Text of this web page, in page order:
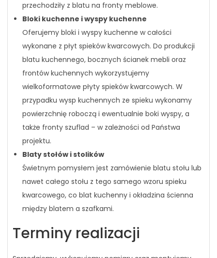
przechodziły z blatu na fronty meblowe.
Bloki kuchenne i wyspy kuchenne
Oferujemy bloki i wyspy kuchenne w całości
wykonane z płyt spieków kwarcowych. Do produkcji
blatu kuchennego, bocznych ścianek mebli oraz
frontów kuchennych wykorzystujemy
wielkoformatowe płyty spieków kwarcowych. W
przypadku wysp kuchennych ze spieku wykonamy
powierzchnię roboczą i ewentualnie boki wyspy, a
także fronty szuflad – w zależności od Państwa
projektu.
Blaty stołów i stolików
Świetnym pomysłem jest zamówienie blatu stołu lub
nawet całego stołu z tego samego wzoru spieku
kwarcowego, co blat kuchenny i okładzina ścienna
między blatem a szafkami.
Terminy realizacji